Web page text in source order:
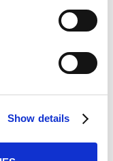
Show details